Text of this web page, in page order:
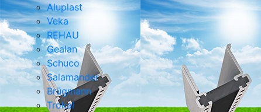
Aluplast
Veka
REHAU
Gealan
Schuco
Salamander
Brügmann
Trokal